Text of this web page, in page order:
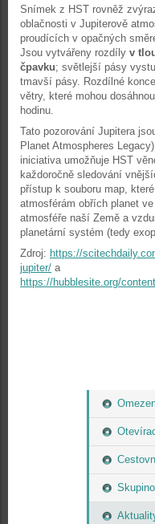
Snímek z HST rovněž
oblačnosti v Jupiterově
proudících v opačných
Jsou vytvářeny rozdíly v
čpavku; světlejší pásy
tmavší pásy. Rozdílné
větry, které mohou
hodinu.
Tato pozorování Jupitera
Planet Atmospheres
iniciativa umožňuje HST
každoročně sledování
přístup k souboru map,
atmosférám obřích planet
atmosféře naší Země a
planetární systém (tedy
Zdroj: https://
jupiter/ a
https://hubblesite.org/